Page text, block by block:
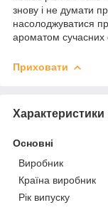
знову і не думати
насолоджуватися
ароматом сучасних
Приховати
Характеристики
Основні
Виробник
Країна виробник
Рік випуску